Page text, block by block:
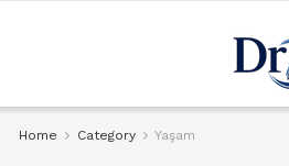
Home Category Yaşam